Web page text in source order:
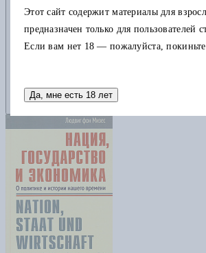
Этот сайт содержит материалы для
предназначен только для пользователей
Если вам нет 18 — пожалуйста, покиньте
Да, мне есть 18 лет